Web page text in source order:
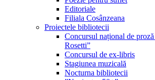
Editoriale
Filiala Cosânzeana
Proiectele bibliotecii
Concursul național de
Rosetti”
Concursul de ex-libris
Stagiunea muzicală
Nocturna bibliotecii